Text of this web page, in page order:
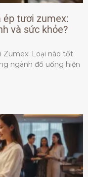
ép tươi zumex:
và sức khỏe?
Zumex: Loại nào tốt
ngành đồ uống hiện